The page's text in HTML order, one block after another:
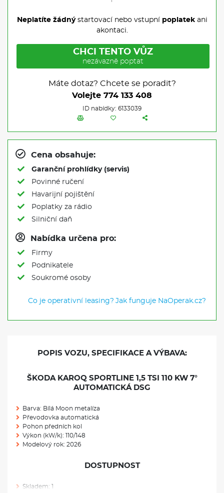
Neplatíte žádnýstartovací nebo vstupní poplatekani
akontaci.
CHCI TENTO VŮZ
nezávazně poptat
Máte dotaz? Chcete se poradit?
Volejte 774 133 408
ID nabídky: 6133039
Cena obsahuje:
Garanční prohlídky (servis)
Povinné ručení
Havarijní pojištění
Poplatky za rádio
Silniční daň
Nabídka určena pro:
Firmy
Podnikatele
Soukromé osoby
Co je operativní leasing? Jak funguje NaOperak.cz?
POPIS VOZU, SPECIFIKACE A VÝBAVA:
ŠKODA KAROQ SPORTLINE 1,5 TSI 110 KW 7°
AUTOMATICKÁ DSG
Barva: Bílá Moon metalíza
Převodovka automatická
Pohon předních kol
Výkon (kW/k): 110/148
Modelový rok: 2026
DOSTUPNOST
Skladem: 1